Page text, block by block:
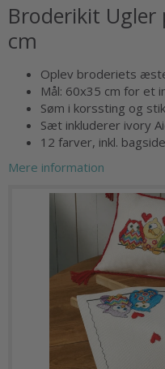
Broderikit
cm
Oplev broderiets
Mål: 60x35 cm for et
Søm i korssting og
Sæt inkluderer ivory
12 farver, inkl.
Mere information